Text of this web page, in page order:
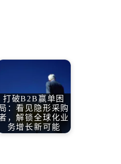
打破B2B赢单困
：看见隐形采购
，解锁全球化业
务增长新可能